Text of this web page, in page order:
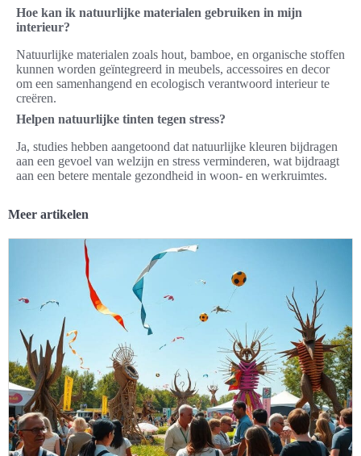
Hoe kan ik natuurlijke materialen gebruiken in mijn
interieur?
Natuurlijke materialen zoals hout, bamboe, en organische stoffen
kunnen worden geïntegreerd in meubels, accessoires en decor
om een samenhangend en ecologisch verantwoord interieur te
creëren.
Helpen natuurlijke tinten tegen stress?
Ja, studies hebben aangetoond dat natuurlijke kleuren bijdragen
aan een gevoel van welzijn en stress verminderen, wat bijdraagt
aan een betere mentale gezondheid in woon- en werkruimtes.
Meer artikelen